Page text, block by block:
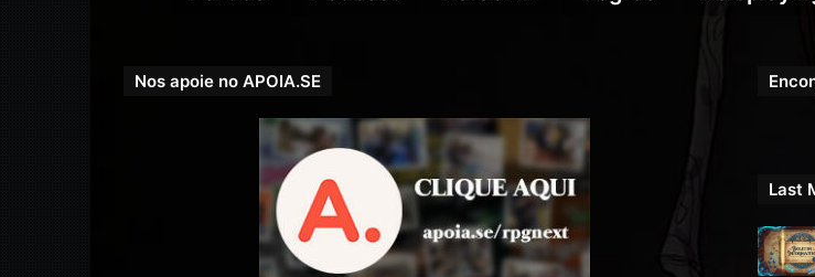
Nos apoie no APOIA.SE
Last